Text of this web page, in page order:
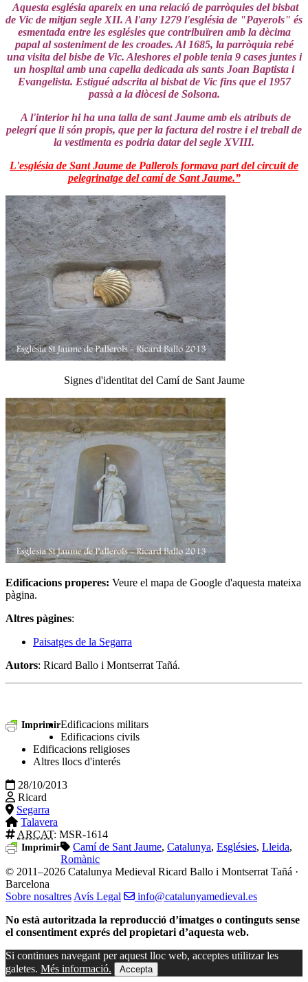
Aquesta església apareix en una relació de parròquies del bisbat
de Vic de mitjan segle XII. A l'any 1279 l'església de "Payerols" és
esmentada entre les esglésies que contribuïren amb la dècima
papal al sosteniment de les croades. Al 1685, la parròquia rebé
una visita del bisbe de Vic. Aleshores el poble tenia 9 cases juntes i
un hospital amb una capella dedicada als sants Joan Baptista i
Evangelista. Estigué adscrita al bisbat de Vic fins que el 1957
passà a la diòcesi de Solsona.
A l'interior hi ha una talla de sant Jaume amb els atributs de
pelegrí que li són propis, que per la factura del rostre i el treball de
la vestimenta es podria datar del segle XVIII.
L'església de Sant Jaume de Pallerols formava part del circuit de
pelegrinatge del camí de Sant Jaume.”
Signes d'identitat del Camí de Sant Jaume
Edificacions properes: Veure el mapa de Google d'aquesta mateixa
pàgina.
Altres pàgines:
Paisatges de la Segarra
Autors: Ricard Ballo i Montserrat Tañá.
ImprimirEdificacions militars
Edificacions civils
Edificacions religioses
Altres llocs d'interés
28/10/2013
Ricard
Segarra
Talavera
ARCAT: MSR-1614
Imprimir Camí de Sant Jaume, Catalunya, Esglésies, Lleida,
Romànic
© 2011–2026 Catalunya Medieval Ricard Ballo i Montserrat Tañá ·
Barcelona
Sobre nosaltres Avís Legal
info@catalunyamedieval.es
No està autoritzada la reproducció d’imatges o continguts sense
el consentiment exprés del propietari d’aquesta web.
Si continues navegant per aquest lloc web, acceptes utilitzar les
galetes. Més informació. Accepta